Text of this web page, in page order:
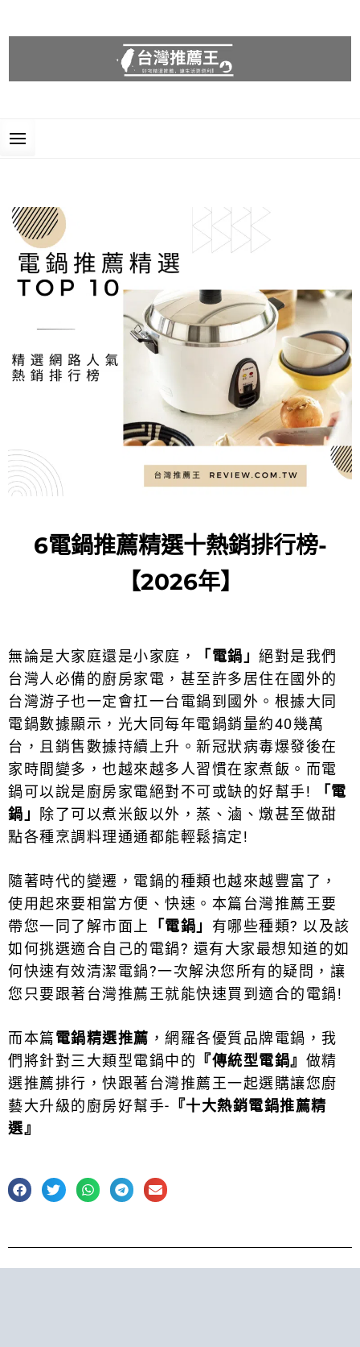
6電鍋推薦精選十熱銷排行榜-
【2026年】
無論是大家庭還是小家庭， 「電鍋」 絕對是我們
台灣人必備的廚房家電，甚至許多居住在國外的
台灣游子也一定會扛一台電鍋到國外。根據大同
電鍋數據顯示，光大同每年電鍋銷量約40幾萬
台，且銷售數據持續上升。新冠狀病毒爆發後在
家時間變多，也越來越多人習慣在家煮飯。而電
鍋可以說是廚房家電絕對不可或缺的好幫手!
「電
鍋」 除了可以煮米飯以外，蒸、滷、燉甚至做甜
點各種烹調料理通通都能輕鬆搞定!
隨著時代的變遷，電鍋的種類也越來越豐富了，
使用起來要相當方便、快速。本篇台灣推薦王要
帶您一同了解市面上
「電鍋」 有哪些種類? 以及該
如何挑選適合自己的電鍋? 還有大家最想知道的如
何快速有效清潔電鍋?一次解決您所有的疑問，讓
您只要跟著台灣推薦王就能快速買到適合的電鍋!
而本篇電鍋精選推薦 ， 網羅各優質品牌電鍋， 我
們將針對三大類型電鍋中的 『傳統型電鍋』 做精
選推薦排行，快跟著台灣推薦王一起選購讓您廚
藝大升級的廚房好幫手- 『十大熱銷電鍋推薦精
選』